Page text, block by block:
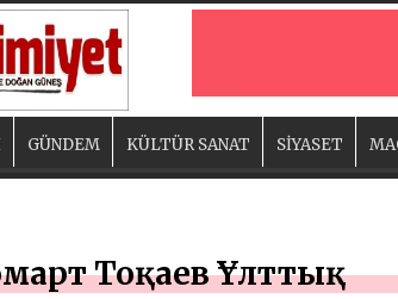
GÜNDEM KÜLTÜR SANAT SİYASET
Тоқаев Ұлттық